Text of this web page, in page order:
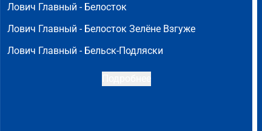
Лович Главный - Белосток
Лович Главный - Белосток Зелёне Взгуже
Лович Главный - Бельск-Подляски